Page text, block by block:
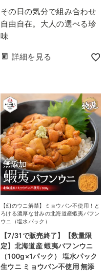
その日の気分で組み合わせ
自由自在。大人の選べる珍
味
詳細を見る
【幻のウニ解禁】ミョウバン不使用！と
ろける濃厚な甘みの北海道産蝦夷バフン
ウニ（塩水パック）
【7/31で販売終了】【数量限
定】北海道産 蝦夷バフンウニ
（100g×1パック） 塩水パック
生ウニ ミョウバン不使用 無添